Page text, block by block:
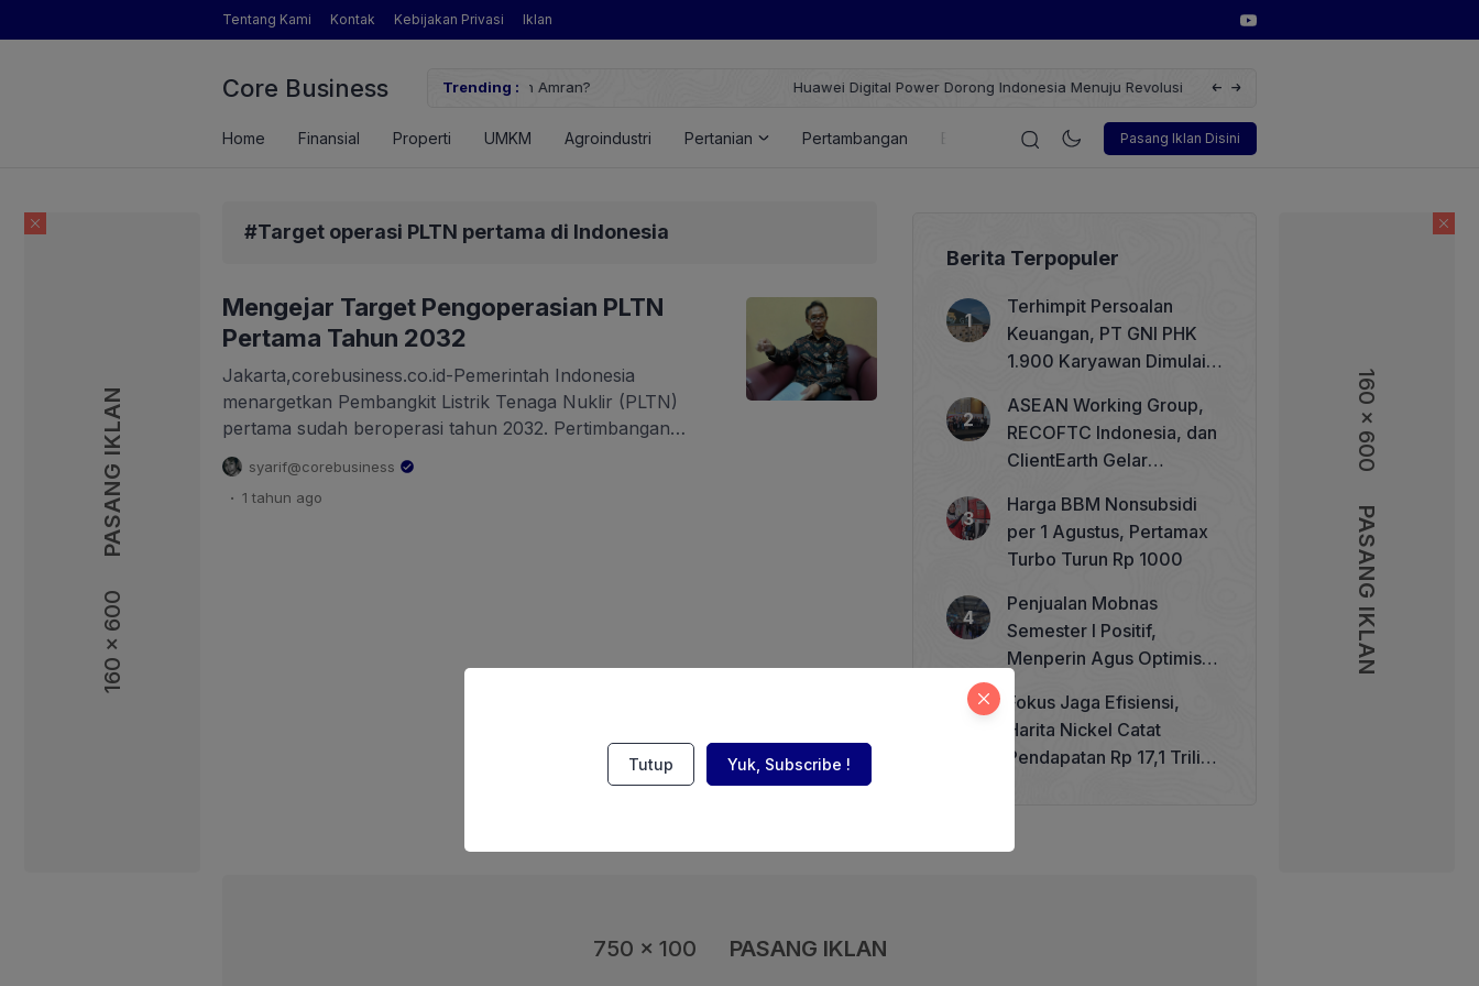
160 x 600
PASANG IKLAN 160 x 600
PASANG IKLAN
Tentang Kami Kontak Kebijakan Privasi Iklan
Core Business Trending :
Pengamat Pertanian yang Dimaksud Mentan Amran?
Huawei Digital Power Dorong Indonesia Menuju Revolusi Energi Terbarukan dengan Solusi
Pasang Iklan Disini
Home Finansial Properti UMKM Agroindustri Pertanian Pertambangan Energi Korporasi Teknologi Otomotif
#Target operasi PLTN pertama di Indonesia
Mengejar Target Pengoperasian PLTN
Pertama Tahun 2032
Jakarta,corebusiness.co.id-Pemerintah Indonesia
menargetkan Pembangkit Listrik Tenaga Nuklir (PLTN)
pertama sudah beroperasi tahun 2032. Pertimbangan
ukuran kapasitas daya PLTN, antara menggunakan
reaktor kecil (small modular reactor/SMR) dengan reaktor
besar (large scale), menentukan target tersebut tercapai.
syarif@corebusiness
. 1 tahun ago
Berita Terpopuler
Terhimpit Persoalan
Keuangan, PT GNI PHK
1.900 Karyawan Dimulai 5
ASEAN Working Group,
RECOFTC Indonesia, dan
ClientEarth Gelar
Memperkuat Tata Kelola
Perhutanan Sosial
Harga BBM Nonsubsidi
per 1 Agustus, Pertamax
Turbo Turun Rp 1000
Penjualan Mobnas
Semester I Positif,
Menperin Agus Optimistis
Fokus Jaga Efisiensi,
Harita Nickel Catat
Pendapatan Rp 17,1 Triliun
750 x 100 PASANG IKLAN
Tutup Yuk, Subscribe !